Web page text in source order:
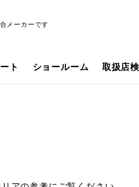
メーカーです
ト ショールーム 取扱店